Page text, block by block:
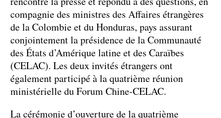
compagnie des ministres des Affaires étrangères
de la Colombie et du Honduras, pays assurant
conjointement la présidence de la Communauté
des États d’Amérique latine et des Caraïbes
(CELAC). Les deux invités étrangers ont
également participé à la quatrième réunion
ministérielle du Forum Chine-CELAC.
La cérémonie d’ouverture de la quatrième